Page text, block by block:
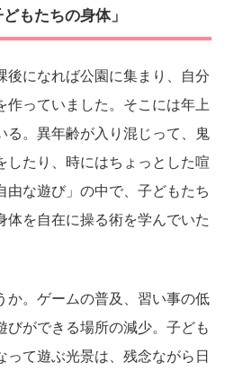
もたちの身体」
後になれば公園に集まり、自分
作っていました。そこには年上
る。異年齢が入り混じって、鬼
したり、時にはちょっとした喧
由な遊び」の中で、子どもたち
体を自在に操る術を学んでいた
か。ゲームの普及、習い事の低
びができる場所の減少。子ども
って遊ぶ光景は、残念ながら日